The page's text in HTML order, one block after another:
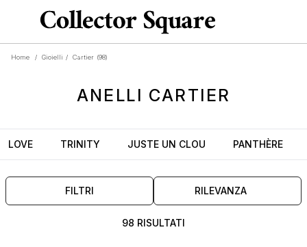
Home / Gioielli / Cartier (98)
ANELLI CARTIER
LOVE TRINITY JUSTE UN CLOU PANTHÈRE
FILTRI RILEVANZA
98 RISULTATI